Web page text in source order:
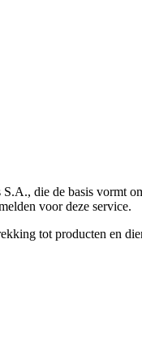
die de basis vormt
voor deze service.
tot producten en